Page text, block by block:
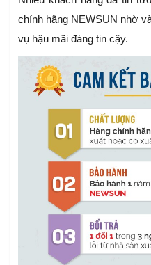
chính hãng NEWSUN nhờ
vụ hậu mãi đáng tin cậy.